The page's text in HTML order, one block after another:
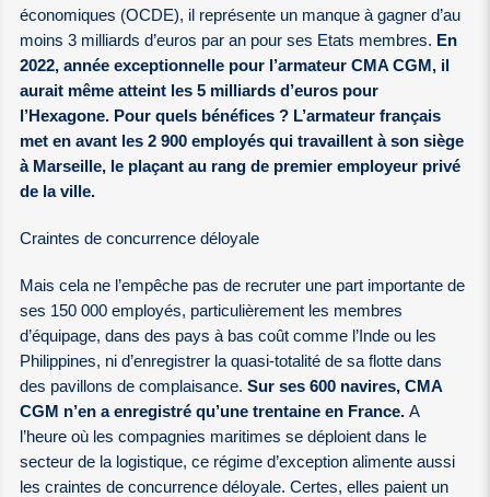
économiques (OCDE), il représente un manque à gagner d’au
moins 3 milliards d’euros par an pour ses Etats membres. En
2022, année exceptionnelle pour l’armateur CMA CGM, il
aurait même atteint les 5 milliards d’euros pour
l’Hexagone. Pour quels bénéfices ? L’armateur français
met en avant les 2 900 employés qui travaillent à son siège
à Marseille, le plaçant au rang de premier employeur privé
de la ville.
Craintes de concurrence déloyale
Mais cela ne l’empêche pas de recruter une part importante de
ses 150 000 employés, particulièrement les membres
d’équipage, dans des pays à bas coût comme l’Inde ou les
Philippines, ni d’enregistrer la quasi-totalité de sa flotte dans
des pavillons de complaisance.Sur ses 600 navires, CMA
CGM n’en a enregistré qu’une trentaine en France.A
l’heure où les compagnies maritimes se déploient dans le
secteur de la logistique, ce régime d’exception alimente aussi
les craintes de concurrence déloyale. Certes, elles paient un